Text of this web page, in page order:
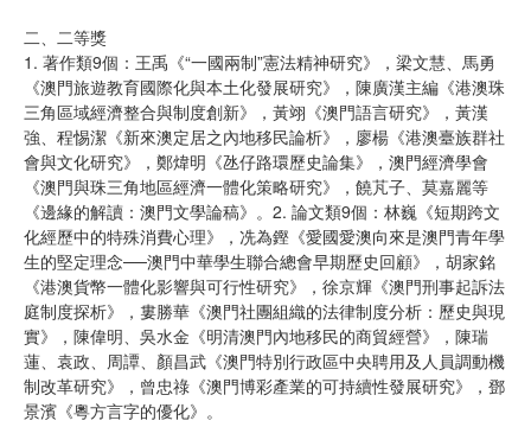
二、二等獎
1. 著作類9個：王禹《“一國兩制”憲法精神研究》，梁文慧、馬勇
《澳門旅遊教育國際化與本土化發展研究》，陳廣漢主編《港澳珠
三角區域經濟整合與制度創新》，黃翊《澳門語言研究》，黃漢
強、程惕潔《新來澳定居之內地移民論析》，廖楊《港澳臺族群社
會與文化研究》，鄭煒明《氹仔路環歷史論集》，澳門經濟學會
《澳門與珠三角地區經濟一體化策略研究》，饒芃子、莫嘉麗等
《邊緣的解讀：澳門文學論稿》。2. 論文類9個：林巍《短期跨文
化經歷中的特殊消費心理》，冼為鏗《愛國愛澳向來是澳門青年學
生的堅定理念──澳門中華學生聯合總會早期歷史回顧》，胡家銘
《港澳貨幣一體化影響與可行性研究》，徐京輝《澳門刑事起訴法
庭制度探析》，婁勝華《澳門社團組織的法律制度分析：歷史與現
實》，陳偉明、吳水金《明清澳門內地移民的商貿經營》，陳瑞
蓮、袁政、周譚、顏昌武《澳門特別行政區中央聘用及人員調動機
制改革研究》，曾忠祿《澳門博彩產業的可持續性發展研究》，鄧
景濱《粵方言字的優化》。